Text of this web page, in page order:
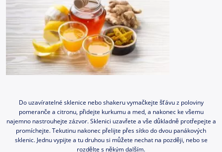
Do uzavíratelné sklenice nebo shakeru vymačkejte šťávu z poloviny
pomeranče a citronu, přidejte kurkumu a med, a nakonec ke všemu
najemno nastrouhejte zázvor. Sklenici uzavřete a vše důkladně protřepejte a
promíchejte. Tekutinu nakonec přelijte přes sítko do dvou panákových
sklenic. Jednu vypijte a tu druhou si můžete nechat na později, nebo se
rozdělte s někým dalším.